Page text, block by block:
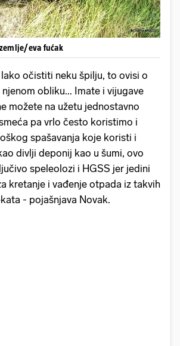
eva fućak
očistiti neku špilju, to ovisi o
obliku... Imate i vijugave
možete na užetu jednostavno
pa vrlo često koristimo i
spašavanja koje koristi i
divlji deponij kao u šumi, ovo
speleolozi i HGSS jer jedini
kretanje i vađenje otpada iz takvih
- pojašnjava Novak.